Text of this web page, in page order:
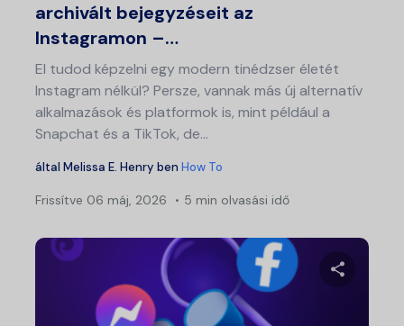
archivált bejegyzéseit az
Instagramon –…
El tudod képzelni egy modern tinédzser életét
Instagram nélkül? Persze, vannak más új alternatív
alkalmazások és platformok is, mint például a
Snapchat és a TikTok, de...
által Melissa E. Henry ben How To
Frissítve 06 máj, 2026 5 min olvasási idő